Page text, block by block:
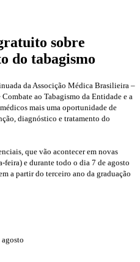
sobre
do tabagismo
da Associção Médica Brasilieira –
ao Tabagismo da Entidade e a
mais uma oportunidade de
diagnóstico e tratamento do
que vão acontecer em novas
feira) e durante todo o dia 7 de agosto
a partir do terceiro ano da graduação